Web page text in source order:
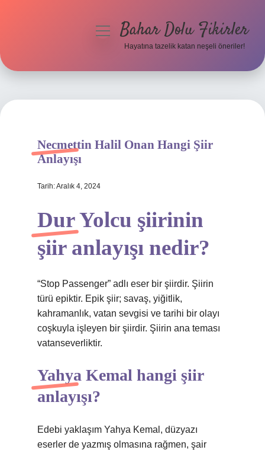
Hakkımızda
menüyüBahar Dolu Fikirler
Hayatına tazelik katan neşeli öneriler!
Necmettin Halil Onan Hangi Şiir
Anlayışı
Tarih: Aralık 4, 2024
Dur Yolcu şiirinin
şiir anlayışı nedir?
“Stop Passenger” adlı eser bir şiirdir. Şiirin
türü epiktir. Epik şiir; savaş, yiğitlik,
kahramanlık, vatan sevgisi ve tarihi bir olayı
coşkuyla işleyen bir şiirdir. Şiirin ana teması
vatanseverliktir.
Yahya Kemal hangi şiir
anlayışı?
Edebi yaklaşım Yahya Kemal, düzyazı
eserler de yazmış olmasına rağmen, şair